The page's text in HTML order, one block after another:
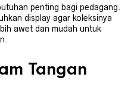
penting bagi pedagang.
display agar koleksinya
awet dan mudah untuk
Tangan